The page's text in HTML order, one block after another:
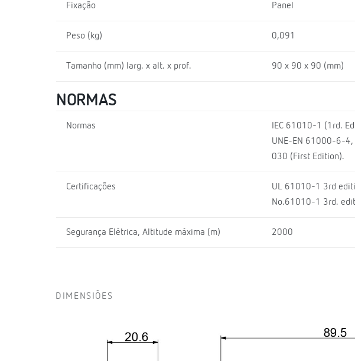
Fixação Panel
Peso (kg) 0,091
Tamanho (mm) larg. x alt. x prof. 90 x 90 x 90 (mm)
NORMAS
Normas
IEC 61010-1 (1rd.
UNE-EN 61000-6-
030 (First Edition).
Certificações
UL 61010-1 3rd
No.61010-1 3rd.
Segurança Elétrica, Altitude máxima (m) 2000
DIMENSIÕES